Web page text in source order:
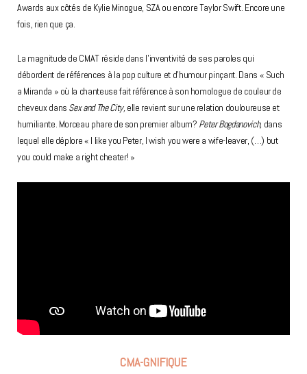
Awards aux côtés de Kylie Minogue, SZA ou encore Taylor Swift. Encore une
fois, rien que ça.
La magnitude de CMAT réside dans l’inventivité de ses paroles qui
débordent de références à la pop culture et d’humour pinçant. Dans « Such
a Miranda » où la chanteuse fait référence à son homologue de couleur de
cheveux dans Sex and The City, elle revient sur une relation douloureuse et
humiliante. Morceau phare de son premier album? Peter Bogdanovich, dans
lequel elle déplore « I like you Peter, I wish you were a wife-leaver, (…) but
you could make a right cheater! »
CMA-GNIFIQUE